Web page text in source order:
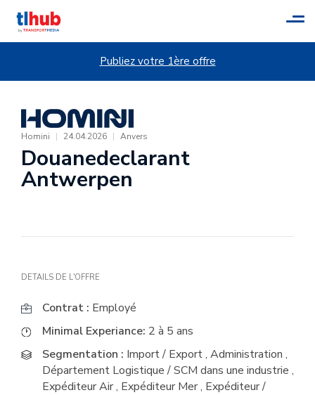
Publiez votre 1ère offre
Homini | 24.04.2026 | Anvers
Douanedeclarant
Antwerpen
DETAILS DE L'OFFRE
Contrat : Employé
Minimal Experiance: 2 à 5 ans
Segmentation : Import / Export, Administration ,
Département Logistique / SCM dans une industrie ,
Expéditeur Air, Expéditeur Mer, Expéditeur /